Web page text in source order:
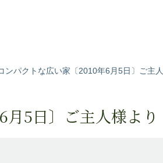
パクトな広い家〔2010年6月5日〕ご主
5日〕ご主人様より